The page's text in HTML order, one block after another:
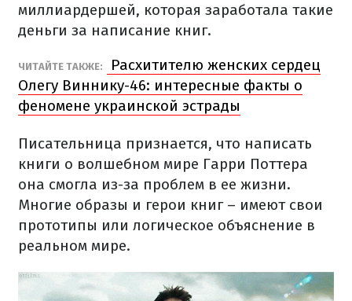
миллиардершей, которая заработала такие
деньги за написание книг.
ЧИТАЙТЕ ТАКЖЕ:
Расхитителю женских сердец
Олегу Виннику-46: интересные факты о
феномене украинской эстрады
Писательница признается, что написать
книги о волшебном мире Гарри Поттера
она смогла из-за проблем в ее жизни.
Многие образы и герои книг – имеют свои
прототипы или логическое объяснение в
реальном мире.